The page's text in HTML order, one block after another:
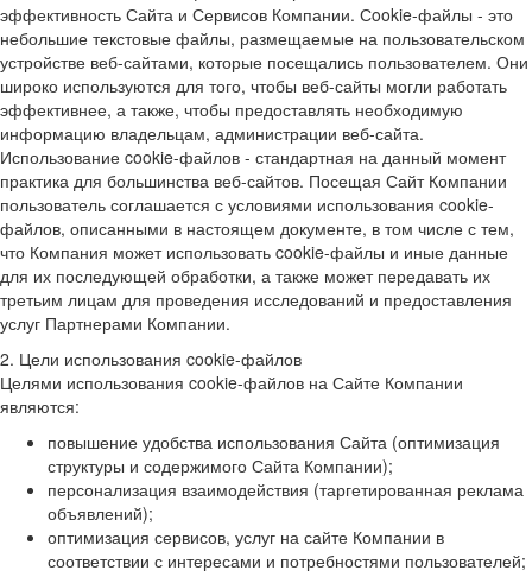
эффективность Сайта и Сервисов Компании. Сookie-файлы - это
небольшие текстовые файлы, размещаемые на пользовательском
устройстве веб-сайтами, которые посещались пользователем. Они
широко используются для того, чтобы веб-сайты могли работать
эффективнее, а также, чтобы предоставлять необходимую
информацию владельцам, администрации веб-сайта.
Использование cookie-файлов - стандартная на данный момент
практика для большинства веб-сайтов. Посещая Сайт Компании
пользователь соглашается с условиями использования cookie-
файлов, описанными в настоящем документе, в том числе с тем,
что Компания может использовать cookie-файлы и иные данные
для их последующей обработки, а также может передавать их
третьим лицам для проведения исследований и предоставления
услуг Партнерами Компании.
2. Цели использования cookie-файлов
Целями использования cookie-файлов на Сайте Компании
являются:
повышение удобства использования Сайта (оптимизация
структуры и содержимого Сайта Компании);
персонализация взаимодействия (таргетированная реклама
объявлений);
оптимизация сервисов, услуг на сайте Компании в
соответствии с интересами и потребностями пользователей;